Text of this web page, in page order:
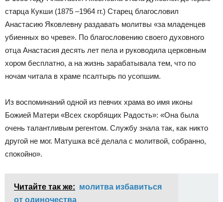
старца Кукши (1875 –1964 гг.) Старец благословил
Анастасию Яковлевну раздавать молитвы «за младенцев
убиенных во чреве». По благословению своего духовного
отца Анастасия десять лет пела и руководила церковным
хором бесплатно, а на жизнь зарабатывала тем, что по
ночам читала в храме псалтырь по усопшим.
Из воспоминаний одной из певчих храма во имя иконы
Божией Матери «Всех скорбящих Радость»: «Она была
очень талантливым регентом. Службу знала так, как никто
другой не мог. Матушка всё делала с молитвой, собранно,
спокойно».
Читайте так же: молитва избавиться
от одиночества